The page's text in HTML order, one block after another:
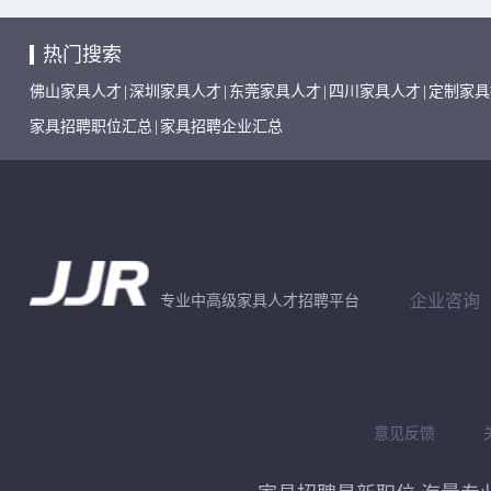
热门搜索
佛山家具人才 深圳家具人才 东莞家具人才 四川家具人才 定制家
家具招聘职位汇总 家具招聘企业汇总
专业中高级家具人才招聘平台 企业咨询
意见反馈